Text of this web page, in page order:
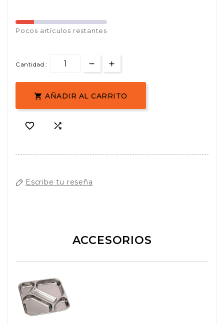
Pocos artículos restantes
Cantidad :
 AÑADIR AL CARRITO
 
Escribe tu reseña
ACCESORIOS